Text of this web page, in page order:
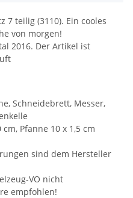
7 teilig (3110). Ein cooles
von morgen!
2016. Der Artikel ist
Schneidebrett, Messer,
Pfanne 10 x 1,5 cm
sind dem Hersteller
VO nicht
empfohlen!